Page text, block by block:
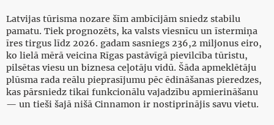
Latvijas tūrisma nozare šīm ambīcijām sniedz stabilu
pamatu. Tiek prognozēts, ka valsts viesnīcu un īstermiņa
īres tirgus līdz 2026. gadam sasniegs 236,2 miljonus eiro,
ko lielā mērā veicina Rīgas pastāvīgā pievilcība tūristu,
pilsētas viesu un biznesa ceļotāju vidū. Šāda apmeklētāju
plūsma rada reālu pieprasījumu pēc ēdināšanas pieredzes,
kas pārsniedz tikai funkcionālu vajadzību apmierināšanu
— un tieši šajā nišā Cinnamon ir nostiprinājis savu vietu.